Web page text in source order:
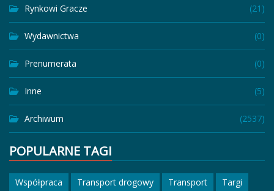
Rynkowi Gracze (21)
Wydawnictwa (0)
Prenumerata (0)
Inne (5)
Archiwum (2537)
POPULARNE TAGI
Współpraca Transport drogowy Transport
Targi